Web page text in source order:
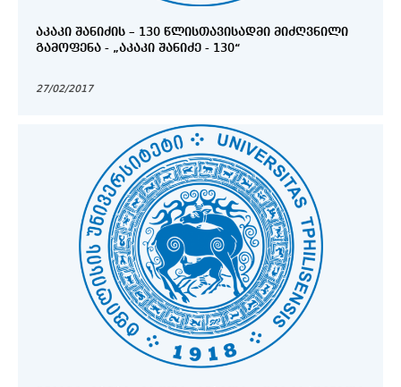
ᲐᲙᲐᲙᲘ ᲨᲐᲜᲘᲫᲘᲡ – 130 ᲬᲚᲘᲡᲗᲐᲕᲘᲡᲐᲓᲛᲘ ᲛᲘᲫᲦᲕᲜᲘᲚᲘ
ᲒᲐᲛᲝᲤᲔᲜᲐ - „ᲐᲙᲐᲙᲘ ᲨᲐᲜᲘᲫᲔ - 130“
27/02/2017